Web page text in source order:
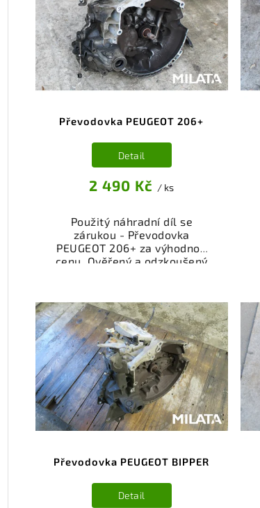
Převodovka PEUGEOT 206+
2 490 Kč / ks
Detail
Použitý náhradní díl se
zárukou - Převodovka
PEUGEOT 206+ za výhodnou
cenu. Ověřený a odzkoušený
váš vůz. Ověřený a funkční
autodíl z vrakoviště,
připravený k montáži.
Nabízíme osobní odběr nebo
rychlé doručení přes e-shop.
Samozřejmostí je garance
vrácení peněz v případě
nespokojenosti.
Převodovka PEUGEOT BIPPER
Detail